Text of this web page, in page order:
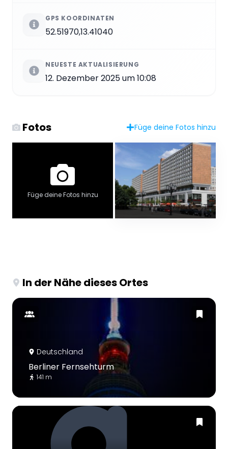
GPS KOORDINATEN
52.51970,13.41040
NEUESTE AKTUALISIERUNG
12. Dezember 2025 um 10:08
Fotos Füge deine Fotos hinzu
Füge deine Fotos hinzu
In der Nähe dieses Ortes
Deutschland
Berliner Fernsehturm
141 m